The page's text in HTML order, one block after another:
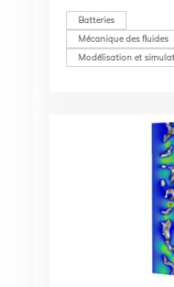
Batteries
Mécanique des fluides
Modélisation et